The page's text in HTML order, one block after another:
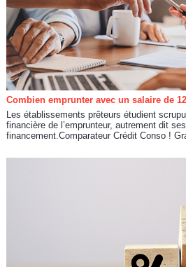
Combien emprunter avec un salaire de
Les établissements prêteurs étudient
financière de l’emprunteur, autrement dit
financement.Comparateur Crédit Conso !